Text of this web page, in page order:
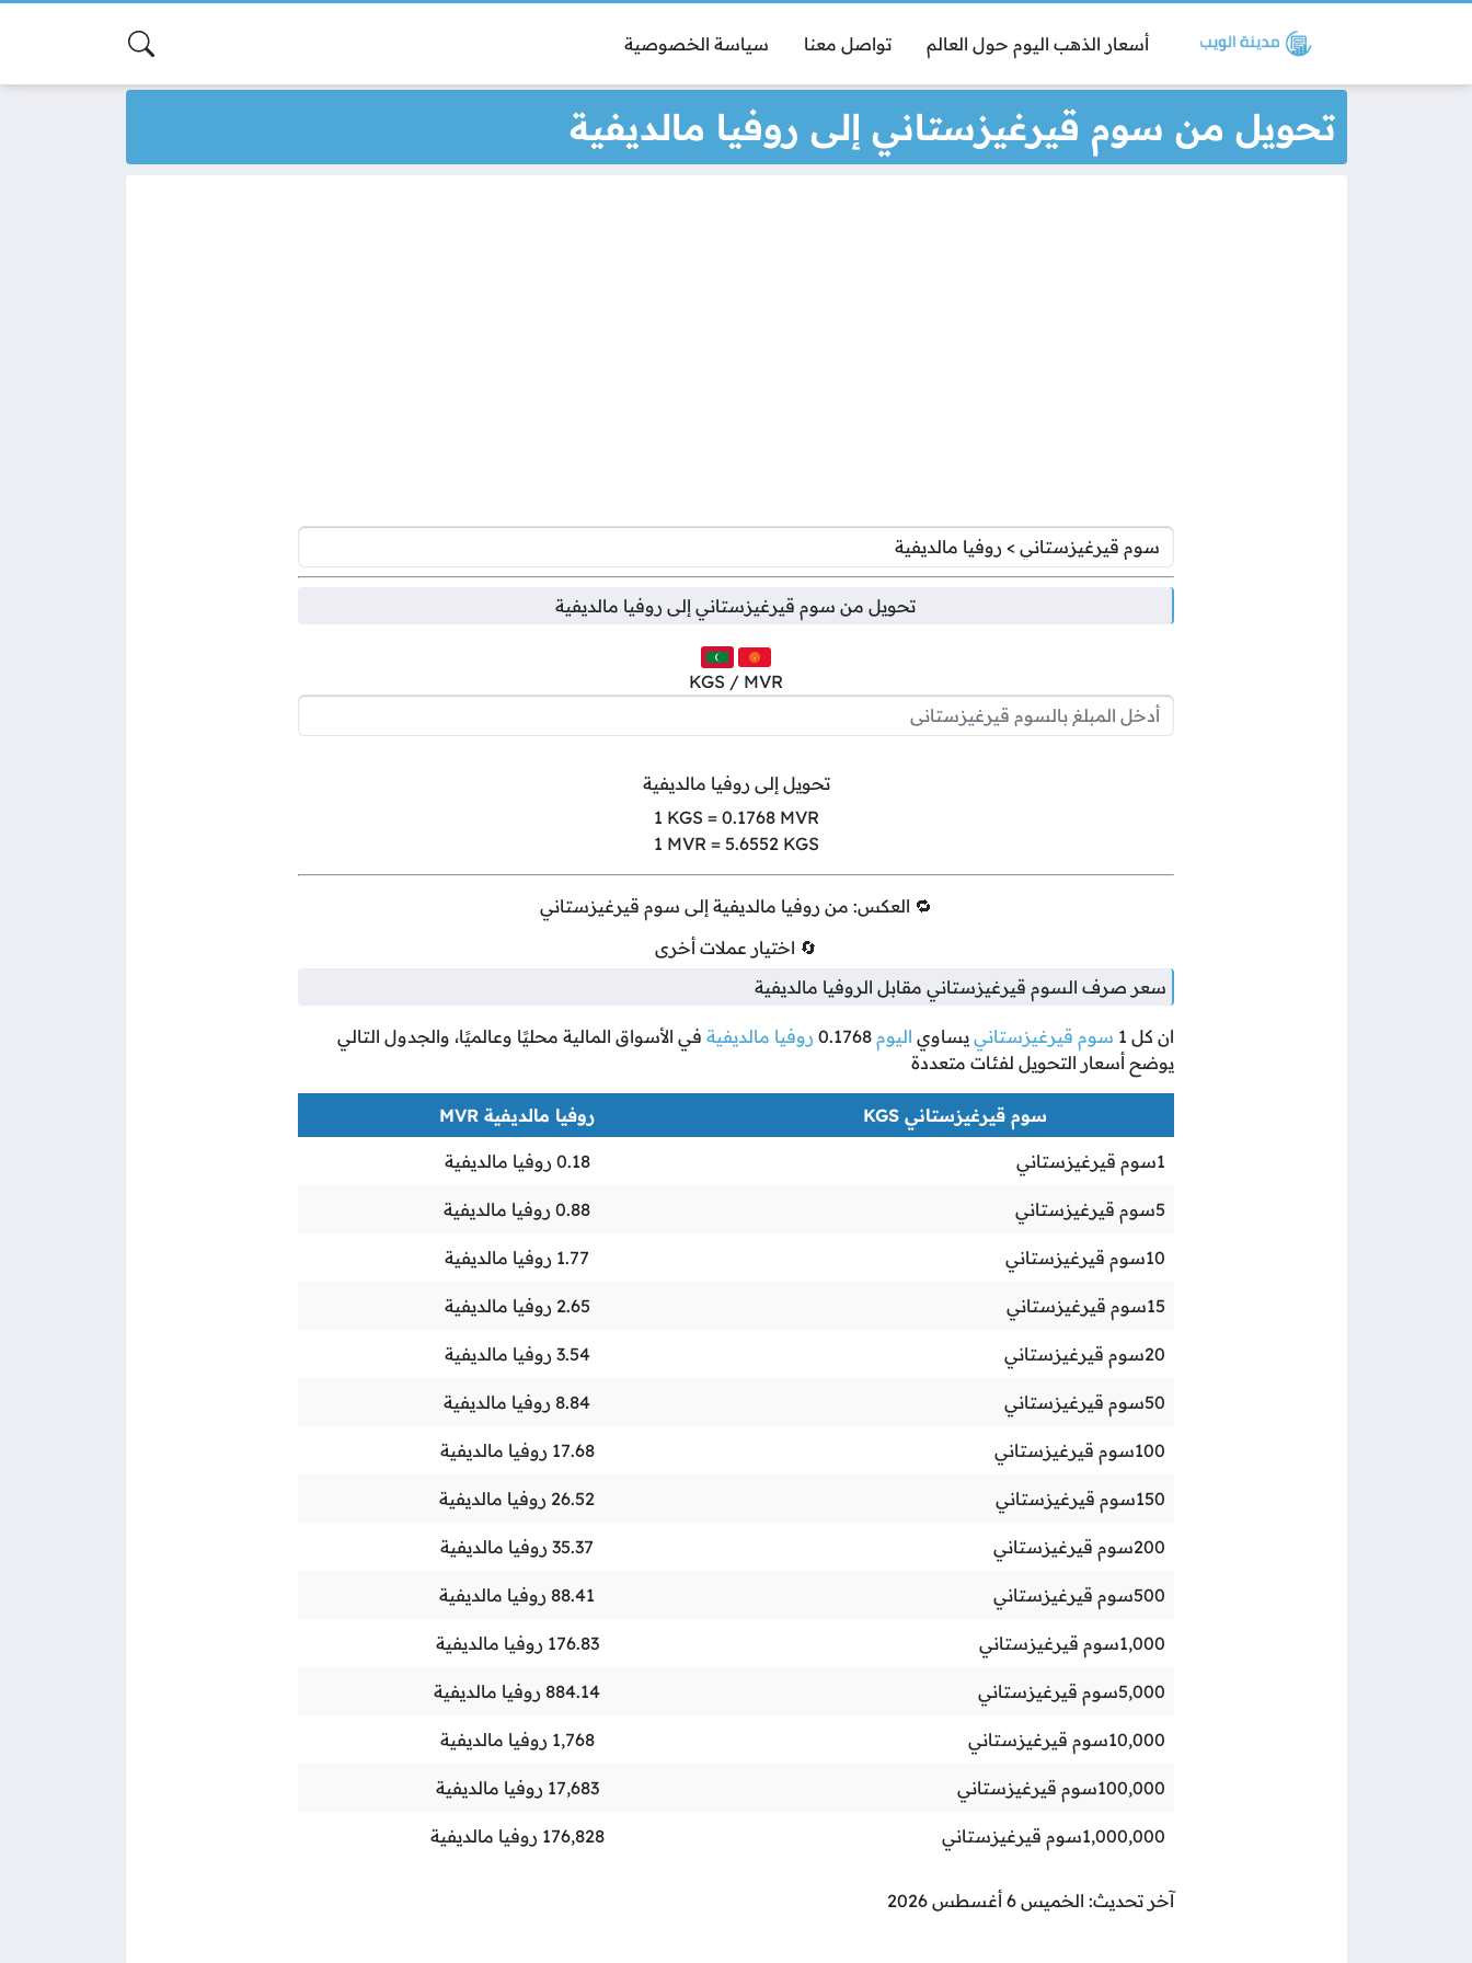
أسعار الذهب اليوم حول العالم تواصل معنا سياسة الخصوصية
تحويل من سوم قيرغيزستاني إلى روفيا مالديفية
تحويل من سوم قيرغيزستاني إلى روفيا مالديفية
KGS / MVR
تحويل إلى روفيا مالديفية
1 KGS = 0.1768MVR
1 MVR = 5.6552KGS
🔁 العكس: من روفيا مالديفية إلى سوم قيرغيزستاني
🔄 اختيار عملات أخرى
سعر صرف السوم قيرغيزستاني مقابل الروفيا مالديفية
ان كل 1 سوم قيرغيزستاني يساوي اليوم 0.1768 روفيا مالديفية في الأسواق المالية محليًا وعالميًا، والجدول التالي
يوضح أسعار التحويل لفئات متعددة
سوم قيرغيزستاني KGS روفيا مالديفية MVR
1سوم قيرغيزستاني 0.18 روفيا مالديفية
5سوم قيرغيزستاني 0.88 روفيا مالديفية
10سوم قيرغيزستاني 1.77 روفيا مالديفية
15سوم قيرغيزستاني 2.65 روفيا مالديفية
20سوم قيرغيزستاني 3.54 روفيا مالديفية
50سوم قيرغيزستاني 8.84 روفيا مالديفية
100سوم قيرغيزستاني 17.68 روفيا مالديفية
150سوم قيرغيزستاني 26.52 روفيا مالديفية
200سوم قيرغيزستاني 35.37 روفيا مالديفية
500سوم قيرغيزستاني 88.41 روفيا مالديفية
1,000سوم قيرغيزستاني 176.83 روفيا مالديفية
5,000سوم قيرغيزستاني 884.14 روفيا مالديفية
10,000سوم قيرغيزستاني 1,768 روفيا مالديفية
100,000سوم قيرغيزستاني 17,683 روفيا مالديفية
1,000,000سوم قيرغيزستاني 176,828 روفيا مالديفية
آخر تحديث: الخميس 6 أغسطس 2026